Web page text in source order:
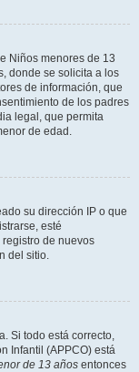
Niños menores de 13
donde se solicita a los
de información, que
de los padres
legal, que permita
de edad.
su dirección IP o que
esté
de nuevos
del sitio.
Si todo está correcto,
Infantil (APPCO) está
de 13 años entonces